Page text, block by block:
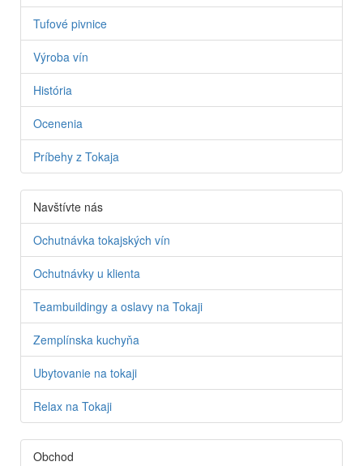
Tufové pivnice
Výroba vín
História
Ocenenia
Príbehy z Tokaja
Navštívte nás
Ochutnávka tokajských vín
Ochutnávky u klienta
Teambuildingy a oslavy na Tokaji
Zemplínska kuchyňa
Ubytovanie na tokaji
Relax na Tokaji
Obchod